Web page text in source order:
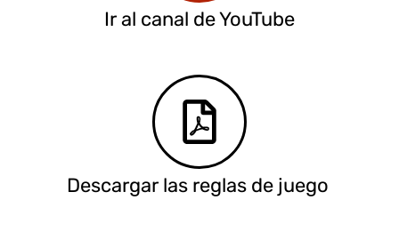
Ir al canal de YouTube
Descargar las reglas de juego